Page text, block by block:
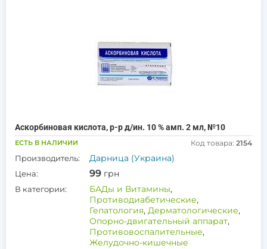
Аскорбиновая кислота, р-р д/ин. 10 % амп. 2 мл, №10
ЕСТЬ В НАЛИЧИИ Код товара: 2154
Производитель: Дарница (Украина)
Цена: 99 грн
В категории: БАДы и Витамины,
Противодиабетические,
Гепатология, Дерматологические,
Опорно-двигательный аппарат,
Противовоспалительные,
Желудочно-кишечные